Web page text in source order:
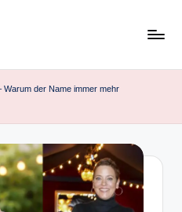
Warum der Name immer mehr